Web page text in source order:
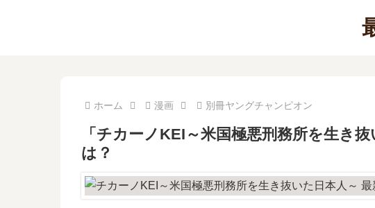
ホーム 漫画 別冊ヤングチャンピオン
「チカーノKEI～米国極悪刑務所を生き
は？